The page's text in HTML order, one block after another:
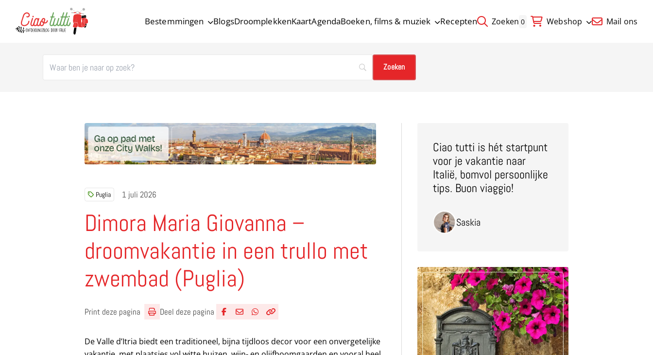
Bestemmingen BlogsDroomplekkenKaartAgendaBoeken, films & muziek Recepten Zoeken 0 Webshop Mail ons
Puglia 1 juli 2026
Dimora Maria Giovanna –
droomvakantie in een trullo met
zwembad (Puglia)
Print deze pagina
Deel deze pagina
De Valle d’Itria biedt een traditioneel, bijna tijdloos decor voor een onvergetelijke
Ciao tutti is hét startpunt
voor je vakantie naar
Italië, bomvol persoonlijke
tips. Buon viaggio!
Saskia